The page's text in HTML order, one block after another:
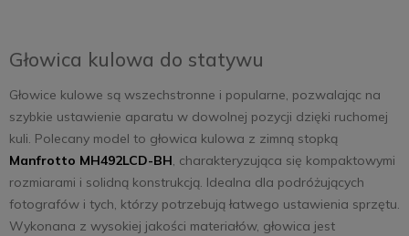
Głowica kulowa do statywu
Głowice kulowe są wszechstronne i popularne, pozwalając na
szybkie ustawienie aparatu w dowolnej pozycji dzięki ruchomej
kuli. Polecany model to głowica kulowa z zimną stopką
Manfrotto MH492LCD-BH, charakteryzująca się kompaktowymi
rozmiarami i solidną konstrukcją. Idealna dla podróżujących
fotografów i tych, którzy potrzebują łatwego ustawienia sprzętu.
Wykonana z wysokiej jakości materiałów, głowica jest